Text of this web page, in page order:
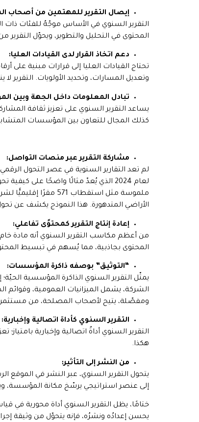
إيصال التقرير للمهتمين من أصحاب
التقرير السنوي في الأساس موجّهٌ للفئات ذات
المحتوى في التحليل والتطوير، ويحوّل
دعم اتخاذ القرار لدى القيادات العليا:
تحتاج القيادات العليا إلى قرارات مبنية على
وتعديل المسارات، وتحديد الأولويات. التقرير
تبادل المعلومات داخل الجهة وبين
يساعد التقرير السنوي على تعزيز ثقافة
كذلك المجال للتعاون بين المؤسسات
مشاركة التقرير عبر منصات التواصل:
لعام 2024 الذي يُعدّ مثالًا واضحًا على
الأراضي المتدهورة. هذا النموذج يكشف عن
إعادة إنتاج التقرير كمحتوًى تفاعلي:
من أعظم مكاسب التقرير السنوي أنه مادة خام
المحتوى بجاذبية، مما يُسهم في تبسيط
“التوثيق” بوصفه ذاكرة المؤسسات:
يمثّل التقرير السنوي الذاكرة المؤسسية
الشركة، يشمل الميزانيات العمومية، وقوائم
ومفصّلة، يتيح لأصحاب المصلحة، من
التقرير السنوي كأداة اتصالية وإخبارية:
التقرير السنوي أداةٌ اتصالية وإخبارية
هكذا.
من النشر إلى التأثير:
يتحول التقرير السنوي، عبر النشر في
إلى عنصر استراتيجي يرسّخ مكانة المؤسسة،
ختامًا، يظل التقرير السنوي أداة محورية في
يحسن إعدادُه ونشرُه، فإنه يتحوّل من وثيقة